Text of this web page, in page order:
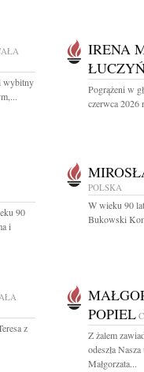
wybitny
IRENA
Pogrążeni w
czerwca 2026
90
i
POLSKA
W wieku 90
Bukowski
z
POPIEL
Z żalem
odeszła
Małgorzata...